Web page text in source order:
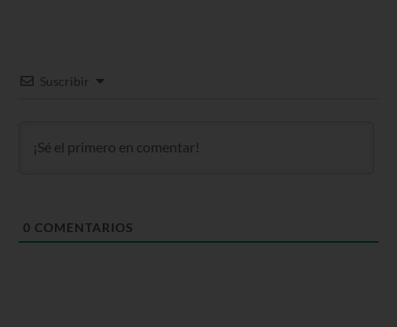
Suscribir
0 COMENTARIOS